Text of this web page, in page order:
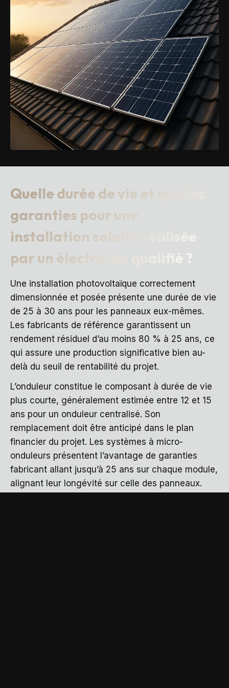
Quelle durée de vie et quelles
garanties pour une
installation solaire réalisée
par un électricien qualifié ?
Une installation photovoltaïque correctement
dimensionnée et posée présente une durée de vie
de 25 à 30 ans pour les panneaux eux-mêmes.
Les fabricants de référence garantissent un
rendement résiduel d’au moins 80 % à 25 ans, ce
qui assure une production significative bien au-
delà du seuil de rentabilité du projet.
L’onduleur constitue le composant à durée de vie
plus courte, généralement estimée entre 12 et 15
ans pour un onduleur centralisé. Son
remplacement doit être anticipé dans le plan
financier du projet. Les systèmes à micro-
onduleurs présentent l’avantage de garanties
fabricant allant jusqu’à 25 ans sur chaque module,
alignant leur longévité sur celle des panneaux.